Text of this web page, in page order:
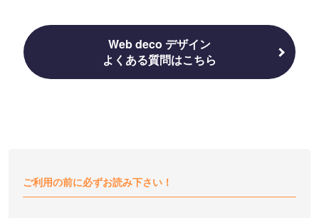
Web deco デザイン
よくある質問はこちら
ご利用の前に必ずお読み下さい！